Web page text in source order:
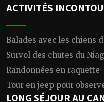
ACTIVITÉS
Balades avec les chiens
Survol des chutes du
Randonnées en raquette
Tour en jeep pour
LONG SÉJOUR AU